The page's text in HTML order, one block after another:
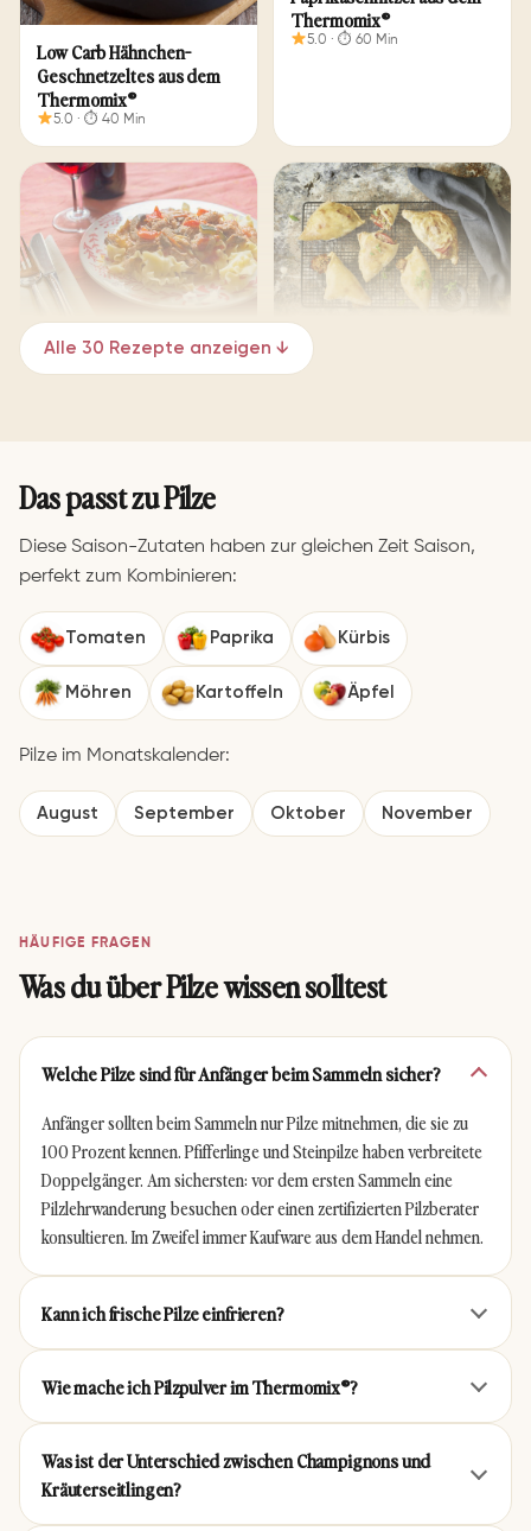
Low Carb Hähnchen-
Geschnetzeltes aus dem
Thermomix®
5.0 · ⏱ 40 Min
Thermomix®
5.0 · ⏱ 60 Min
Gemüse-Hähnchen auf
Wellenbandnudeln
Mini-Calzone aus dem
Te­riya­ki mit gedämpftem
Gemüse aus dem
Thermomix®
⏱ 48 Min
Ge­mü­se­spie­ße mit dem
Thermomix®
⏱ 25 Min
Ofengyros aus dem
5.0 · ⏱ 135 Min 4.9 · ⏱ 30 Min
Sattmacher-Salat aus dem
Thermomix®
Pizzasuppe aus dem
Thermomix®
Gyrossuppe aus dem
Thermomix®
4.9 · ⏱ 320 Min
Pizzakranz aus dem
4.9 · ⏱ 85 Min
Alle 30 Rezepte anzeigen ↓
Das passt zu Pilze
Diese Saison-Zutaten haben zur gleichen Zeit Saison,
perfekt zum Kombinieren:
Tomaten Paprika Kürbis
Möhren Kartoffeln Äpfel
Pilze im Monatskalender:
August September Oktober November
HÄUFIGE FRAGEN
Was du über Pilze wissen solltest
Welche Pilze sind für Anfänger beim Sammeln sicher?
Anfänger sollten beim Sammeln nur Pilze mitnehmen, die sie zu
100 Prozent kennen. Pfifferlinge und Steinpilze haben verbreitete
Doppelgänger. Am sichersten: vor dem ersten Sammeln eine
Pilzlehrwanderung besuchen oder einen zertifizierten Pilzberater
konsultieren. Im Zweifel immer Kaufware aus dem Handel nehmen.
Kann ich frische Pilze einfrieren?
Wie mache ich Pilzpulver im Thermomix®?
Was ist der Unterschied zwischen Champignons und
Kräuterseitlingen?